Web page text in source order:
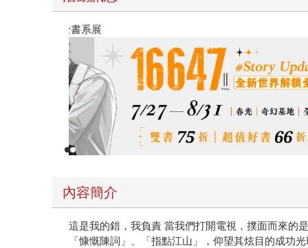
春光ｘ奇幻基地｜全書系展
內容簡介
這是我的錯，我負責 當我們打開電視，撲面而來的
「慷慨陳詞」、「指點江山」，仰望其炫目的成功